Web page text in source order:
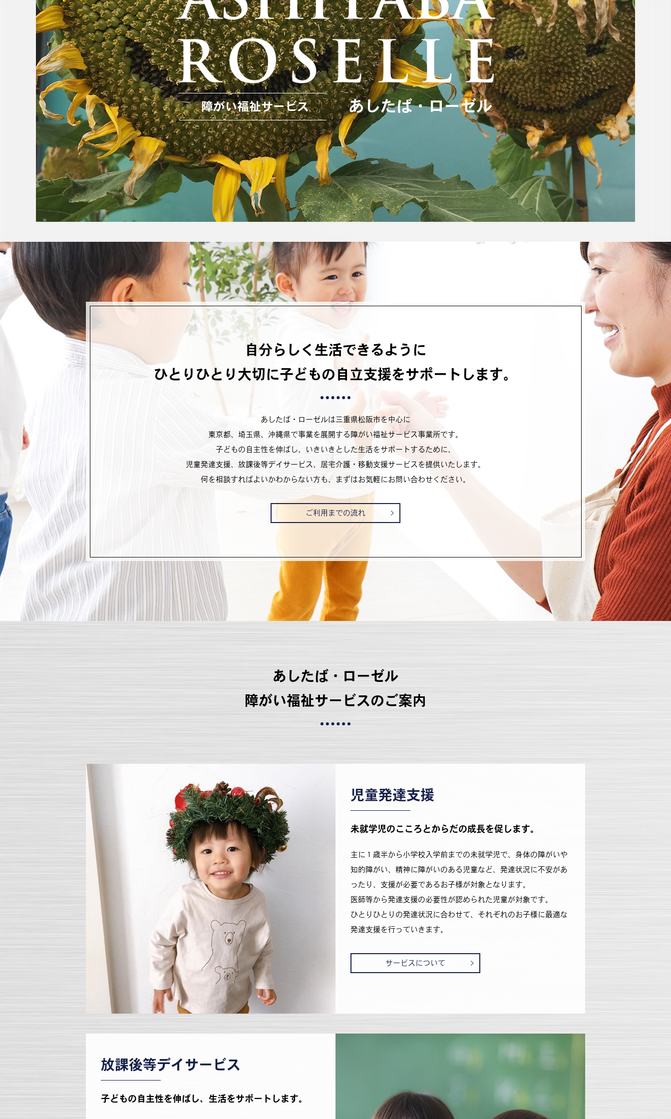
自分らしく生活できるように
ひとりひとり大切に子どもの自立支援をサポートします。
あしたば・ローゼルは三重県松阪市を中心に
東京都、埼玉県、沖縄県で事業を展開する障がい福祉サービス事業所です。
子どもの自主性を伸ばし、いきいきとした生活をサポートするために、
児童発達支援、放課後等デイサービス、居宅介護・移動支援サービスを提供いたします。
何を相談すればよいかわからない方も、まずはお気軽にお問い合わせください。
ご利用までの流れ
あしたば・ローゼル
障がい福祉サービスのご案内
児童発達支援
未就学児のこころとからだの成長を促します。
主に１歳半から小学校入学前までの未就学児で、身体の障がいや
知的障がい、精神に障がいのある児童など、発達状況に不安があ
ったり、支援が必要であるお子様が対象となります。
医師等から発達支援の必要性が認められた児童が対象です。
ひとりひとりの発達状況に合わせて、それぞれのお子様に最適な
発達支援を行っていきます。
サービスについて
放課後等デイサービス
子どもの自主性を伸ばし、生活をサポートします。